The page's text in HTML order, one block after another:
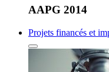
AAPG 2014
Projets financés et